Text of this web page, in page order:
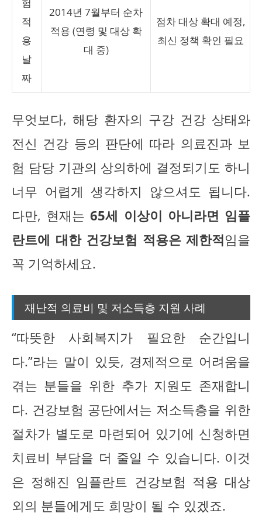
적
용
날
짜
2014년 7월부터 순차
적용 (연령 및 대상 확
대 중)
점차 대상 확대 예정,
최신 정책 확인 필요
무엇보다, 해당 환자의 구강 건강 상태와
전신 건강 등의 판단에 따라 의료진과 보
험 담당 기관의 상의하에 결정되기도 하니
너무 어렵게 생각하지 않으셔도 됩니다.
다만, 현재는65세 이상이 아니라면 임플
란트에 대한 건강보험 적용은 제한적임을
꼭 기억하세요.
재난적 의료비 및 저소득층 지원 사례
“따뜻한 사회복지가 필요한 순간입니
다.”라는 말이 있듯, 경제적으로 어려움을
겪는 분들을 위한 추가 지원도 존재합니
다. 건강보험 공단에서는 저소득층을 위한
절차가 별도로 마련되어 있기에 신청하면
치료비 부담을 더 줄일 수 있습니다. 이것
은 정해진 임플란트 건강보험 적용 대상
외의 분들에게도 희망이 될 수 있겠죠.